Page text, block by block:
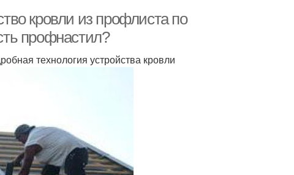
кровли из профлиста по
профнастил?
технология устройства кровли